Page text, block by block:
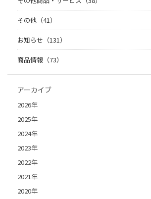
その他（41）
お知らせ（131）
商品情報（73）
アーカイブ
2026年
2025年
2024年
2023年
2022年
2021年
2020年